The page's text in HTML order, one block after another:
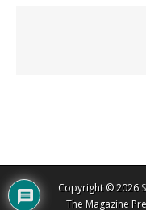
Copyright © 2026
The Magazine